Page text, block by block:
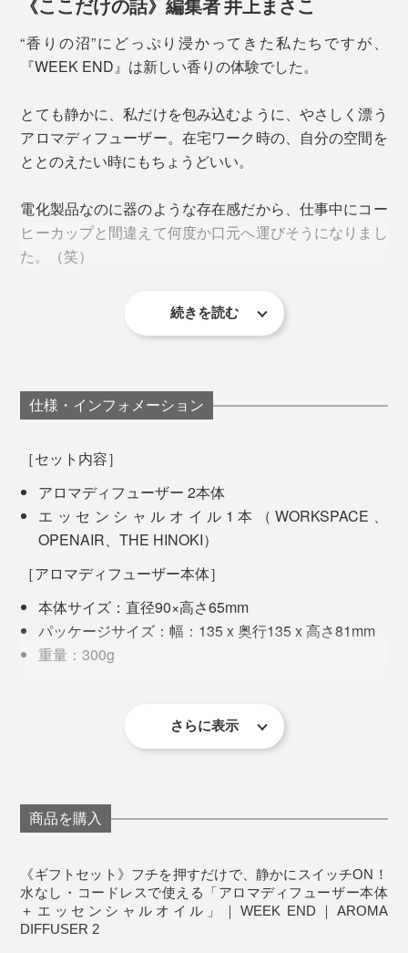
「噴霧式」、キャンドル・ランプの熱で気化させる「加
熱式」、オイルと水をミスト化して拡散させる「超音波
式」、自然蒸発で香りを楽しむ「気化式」など、種類さ
本品は水を使わず、気化式と穏やかな加熱式を使い分け
られる「ハイブリッド式」。
油・水の粒子がまわりや床に落ちて汚れたりすることも
なく、心地よく香りを楽しめます。
「Silver」の本体には、大理石をイメージした「WHITE
MARBLE」を。職人が手作業でマーブル模様に色付けし
ており、1枚ごとにニュアンスも異なります。
「Gold」の本体には、武家屋敷などの土壁をイメージし
た「SAND BEIGE」がセットに。あえて「押さえ」加工
を施し、さらりとした表面がモダンです。
お手入れも、とてもシンプル。アロマプレートを取り外
して水洗いするだけ。
「高圧水蒸気蒸留法」というこの抽出方法は、一般的な
水蒸気蒸留法よりも、樹木の多様な成分を抽出すること
ができ、より深みのある、豊かな樹木の香りを引き出す
仕事をはじめる時や集中モードへの切り替えにぴったり
たい「OPENAIR」。ヒノキの心地よさを純粋に楽しめ
でください。
WORKSPACE
トップノート
オレンジスイート果皮、レモン果皮、サンショウ果
皮
ミドルノート
《ここだけの話》編集者 井上まさこ
“香りの沼”にどっぷり浸かってきた私たちですが、
『WEEK END』は新しい香りの体験でした。
とても静かに、私だけを包み込むように、やさしく漂う
アロマディフューザー。在宅ワーク時の、自分の空間を
ととのえたい時にもちょうどいい。
電化製品なのに器のような存在感だから、仕事中にコー
ヒーカップと間違えて何度か口元へ運びそうになりまし
た。（笑）
「もともとラベンダーの香りがそんなに好きではなかっ
た」というデザイナーの横関さんは、北海道で手に入れ
たおかむらさきの精油をこのアロマディフューザーに垂
らしてから、ラベンダーの香りにすっかりハマってしま
たとえ、芳香剤の人工的なイメージによって苦手意識の
『WEEK END』のアロマディフューザーは、香りと向
MONOCO代表の柿山も、「まるで、香道の“お道具”みた
いだよね。改めて、自分の好きな香りを探そうと思っ
続きを読む
仕様・インフォメーション
［セット内容］
アロマディフューザー 2本体
エッセンシャルオイル1本（WORKSPACE、
OPENAIR、THE HINOKI）
［アロマディフューザー本体］
本体サイズ：直径90×高さ65mm
パッケージサイズ：幅：135 x 奥行135 x 高さ81mm
重量：300g
電源：USB-C、DC5V 1.2A
内蔵電池：充電式リチウムイオン電池
電池持続時間：［通常モード／ヒーター&送風］3時
ド／送風＆間欠運転］50時間
自動オフタイマー：3時間
付属品：USBコード（TYPE-C）
さらに表示
商品を購入
《ギフトセット》フチを押すだけで、静かにスイッチON！
水なし・コードレスで使える「アロマディフューザー本体
＋エッセンシャルオイル」｜WEEK END｜AROMA
DIFFUSER 2